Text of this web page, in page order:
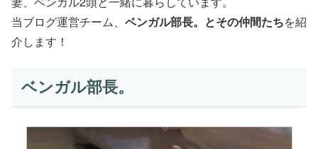
当ブログ運営チーム、 ベンガル部長。とその仲間たちを紹
介します！
ベンガル部長。